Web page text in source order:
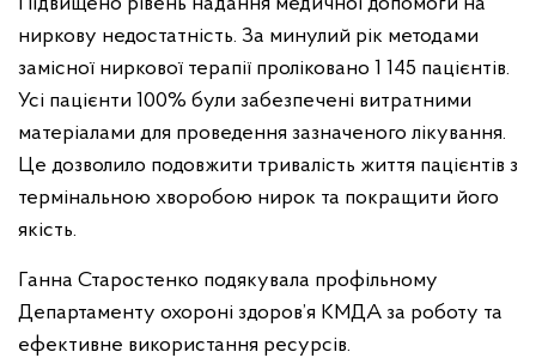
ниркову недостатність. За минулий рік методами
замісної ниркової терапії проліковано 1 145 пацієнтів.
Усі пацієнти 100% були забезпечені витратними
матеріалами для проведення зазначеного лікування.
Це дозволило подовжити тривалість життя пацієнтів з
термінальною хворобою нирок та покращити його
якість.
Ганна Старостенко подякувала профільному
Департаменту охороні здоров’я КМДА за роботу та
ефективне використання ресурсів.